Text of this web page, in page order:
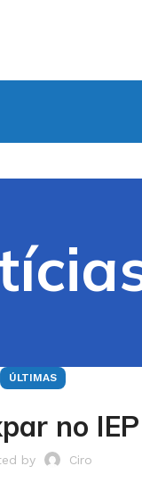
ÚLTIMAS
no
by Ciro